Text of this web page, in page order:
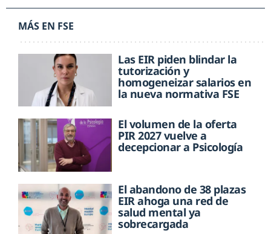
MÁS EN FSE
Las EIR piden blindar la
tutorización y
homogeneizar salarios en
la nueva normativa FSE
El volumen de la oferta
PIR 2027 vuelve a
decepcionar a Psicología
El abandono de 38 plazas
EIR ahoga una red de
salud mental ya
sobrecargada